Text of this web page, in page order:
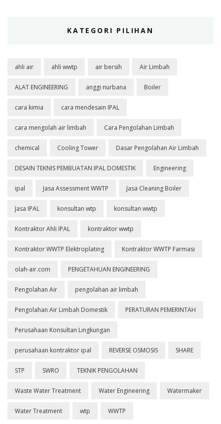
KATEGORI PILIHAN
ahli air ahli wwtp air bersih Air Limbah
ALAT ENGINEERING anggi nurbana Boiler
cara kimia cara mendesain IPAL
cara mengolah air limbah Cara Pengolahan Limbah
chemical Cooling Tower Dasar Pengolahan Air Limbah
DESAIN TEKNIS PEMBUATAN IPAL DOMESTIK Engineering
ipal Jasa Assessment WWTP Jasa Cleaning Boiler
Jasa IPAL konsultan wtp konsultan wwtp
Kontraktor Ahli IPAL kontraktor wwtp
Kontraktor WWTP Elektroplating Kontraktor WWTP Farmasi
olah-air.com PENGETAHUAN ENGINEERING
Pengolahan Air pengolahan air limbah
Pengolahan Air Limbah Domestik PERATURAN PEMERINTAH
Perusahaan Konsultan Lingkungan
perusahaan kontraktor ipal REVERSE OSMOSIS SHARE
STP SWRO TEKNIK PENGOLAHAN
Waste Water Treatment Water Engineering Watermaker
Water Treatment wtp WWTP